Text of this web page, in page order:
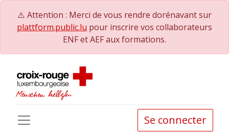
⚠️ Attention : Merci de vous rendre dorénavant sur
plattform.public.lu pour inscrire vos collaborateurs
ENF et AEF aux formations.
Se connecter